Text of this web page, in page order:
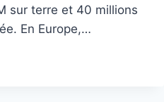
sur terre et 40 millions
En Europe,…